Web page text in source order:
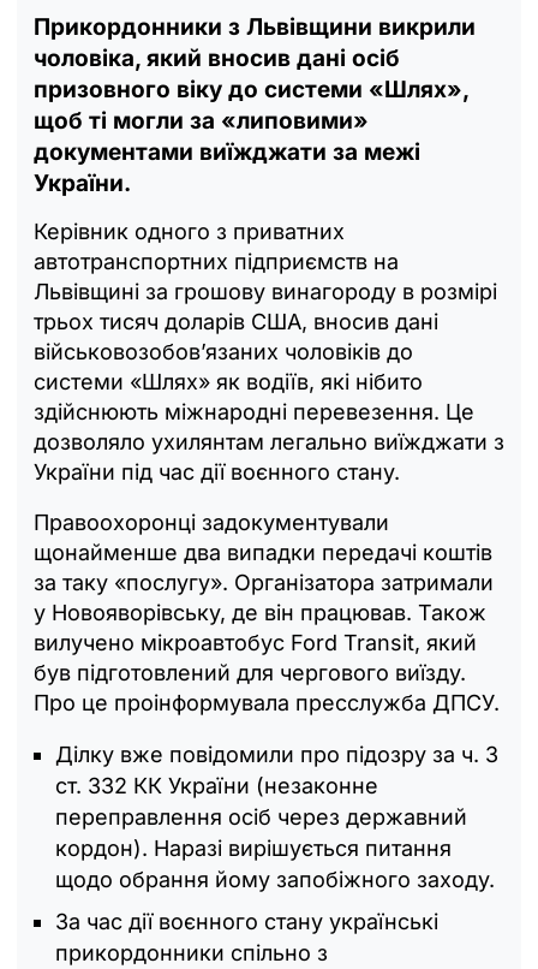
Прикордонники з Львівщини викрили
чоловіка, який вносив дані осіб
призовного віку до системи «Шлях»,
щоб ті могли за «липовими»
документами виїжджати за межі
України.
Керівник одного з приватних
автотранспортних підприємств на
Львівщині за грошову винагороду в розмірі
трьох тисяч доларів США, вносив дані
військовозобов’язаних чоловіків до
системи «Шлях» як водіїв, які нібито
здійснюють міжнародні перевезення. Це
дозволяло ухилянтам легально виїжджати з
України під час дії воєнного стану.
Правоохоронці задокументували
щонайменше два випадки передачі коштів
за таку «послугу». Організатора затримали
у Новояворівську, де він працював. Також
вилучено мікроавтобус Ford Transit, який
був підготовлений для чергового виїзду.
Про це проінформувала пресслужба ДПСУ.
Ділку вже повідомили про підозру за ч. 3
ст. 332 КК України (незаконне
переправлення осіб через державний
кордон). Наразі вирішується питання
щодо обрання йому запобіжного заходу.
За час дії воєнного стану українські
прикордонники спільно з